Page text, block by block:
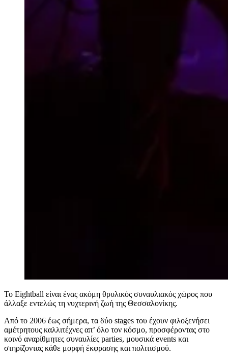
Το Eightball είναι ένας ακόμη θρυλικός συναυλιακός χώρος που
άλλαξε εντελώς τη νυχτερινή ζωή της Θεσσαλονίκης.
Από το 2006 έως σήμερα, τα δύο stages του έχουν φιλοξενήσει
αμέτρητους καλλιτέχνες απ’ όλο τον κόσμο, προσφέροντας στο
κοινό αναρίθμητες συναυλίες parties, μουσικά events και
στηρίζοντας κάθε μορφή έκφρασης και πολιτισμού.